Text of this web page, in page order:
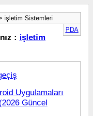
işletim Sistemleri
PDA
: işletim
Uygulamaları
Güncel